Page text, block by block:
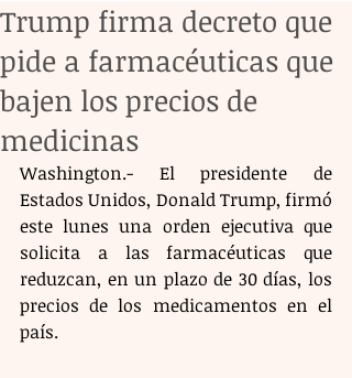
Trump firma decreto que
pide a farmacéuticas que
bajen los precios de
medicinas
Washington.- El presidente de
Estados Unidos, Donald Trump, firmó
este lunes una orden ejecutiva que
solicita a las farmacéuticas que
reduzcan, en un plazo de 30 días, los
precios de los medicamentos en el
país.